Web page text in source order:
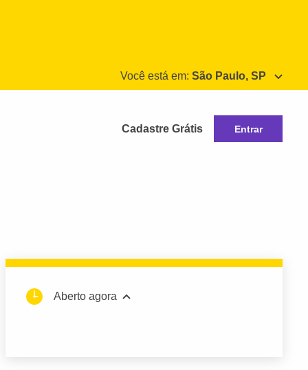
Você está em: São Paulo, SP
Cadastre Grátis Entrar
Aberto agora